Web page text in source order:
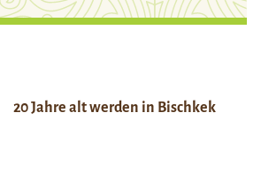
20 Jahre alt werden in Bischkek